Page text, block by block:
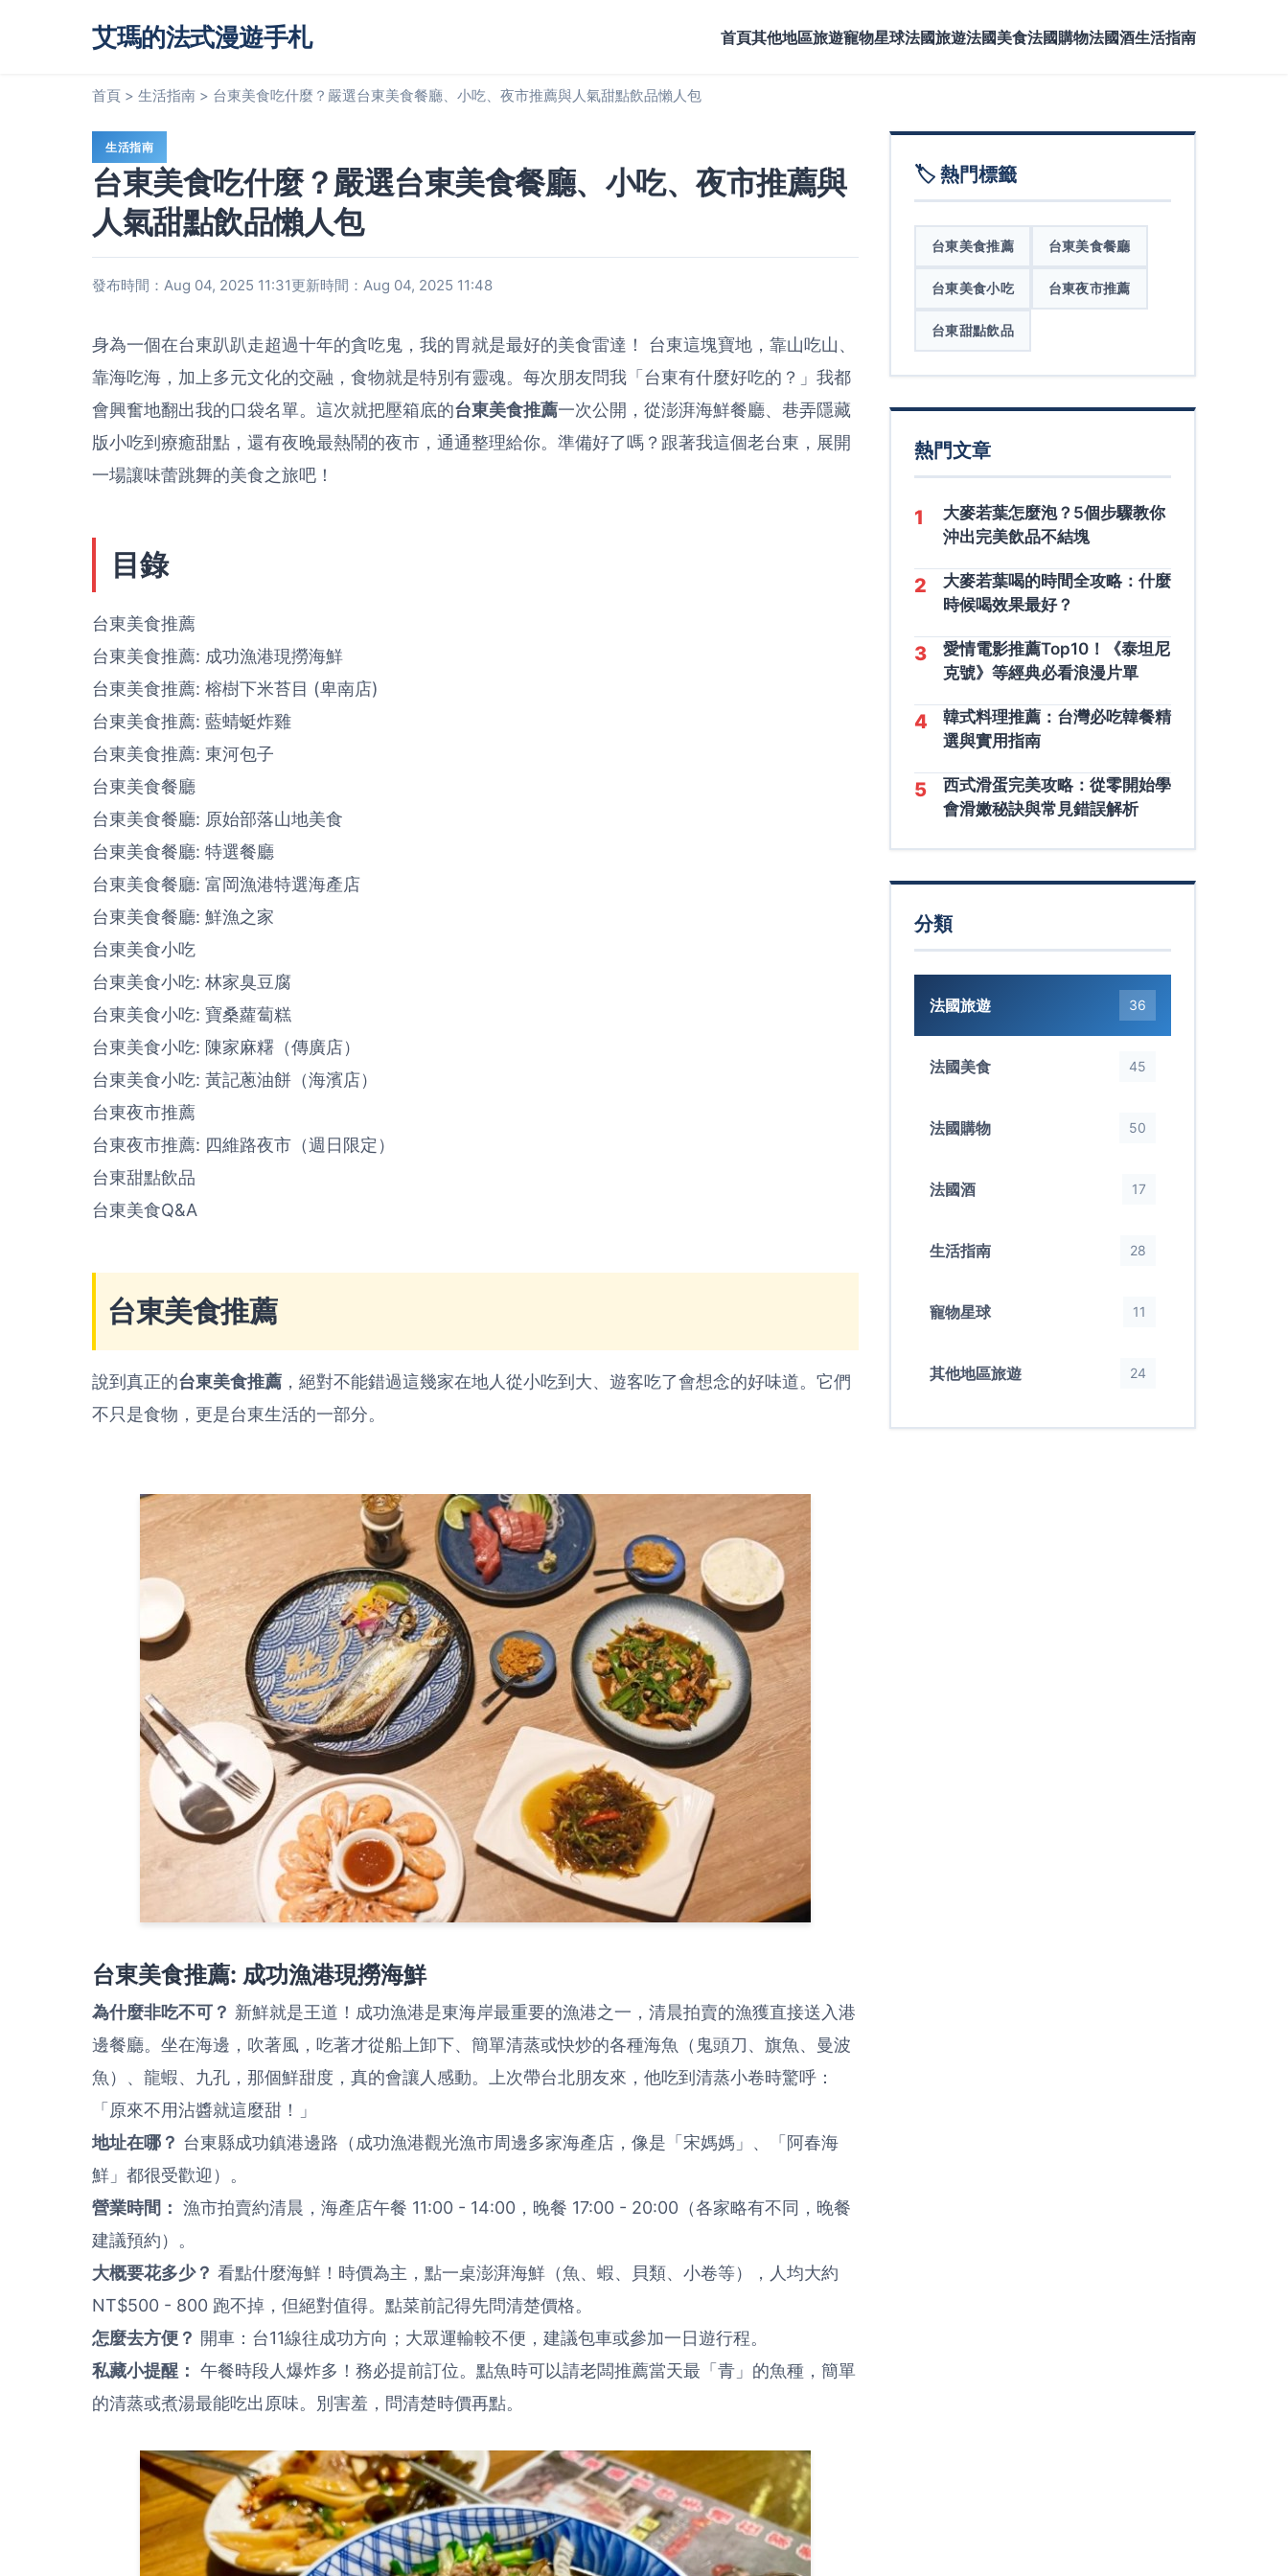
艾瑪的法式漫遊手札 首頁其他地區旅遊寵物星球法國旅遊法國美食法國購物法國酒生活指南
首頁 > 生活指南 > 台東美食吃什麼？嚴選台東美食餐廳、小吃、夜市推薦與人氣甜點飲品懶人包
生活指南
台東美食吃什麼？嚴選台東美食餐廳、小吃、夜市推薦與
人氣甜點飲品懶人包
發布時間：Aug 04, 2025 11:31更新時間：Aug 04, 2025 11:48
身為一個在台東趴趴走超過十年的貪吃鬼，我的胃就是最好的美食雷達！ 台東這塊寶地，靠山吃山、
靠海吃海，加上多元文化的交融，食物就是特別有靈魂。每次朋友問我「台東有什麼好吃的？」我都
會興奮地翻出我的口袋名單。這次就把壓箱底的台東美食推薦一次公開，從澎湃海鮮餐廳、巷弄隱藏
版小吃到療癒甜點，還有夜晚最熱鬧的夜市，通通整理給你。準備好了嗎？跟著我這個老台東，展開
一場讓味蕾跳舞的美食之旅吧！
目錄
台東美食推薦
台東美食推薦: 成功漁港現撈海鮮
台東美食推薦: 榕樹下米苔目 (卑南店)
台東美食推薦: 藍蜻蜓炸雞
台東美食推薦: 東河包子
台東美食餐廳
台東美食餐廳: 原始部落山地美食
台東美食餐廳: 特選餐廳
台東美食餐廳: 富岡漁港特選海產店
台東美食餐廳: 鮮漁之家
台東美食小吃
台東美食小吃: 林家臭豆腐
台東美食小吃: 寶桑蘿蔔糕
台東美食小吃: 陳家麻糬（傳廣店）
台東美食小吃: 黃記蔥油餅（海濱店）
台東夜市推薦
台東夜市推薦: 四維路夜市（週日限定）
台東甜點飲品
台東美食Q&A
台東美食推薦
說到真正的台東美食推薦 ，絕對不能錯過這幾家在地人從小吃到大、遊客吃了會想念的好味道。它們
不只是食物，更是台東生活的一部分。
台東美食推薦: 成功漁港現撈海鮮
為什麼非吃不可？ 新鮮就是王道！成功漁港是東海岸最重要的漁港之一，清晨拍賣的漁獲直接送入港
邊餐廳。坐在海邊，吹著風，吃著才從船上卸下、簡單清蒸或快炒的各種海魚（鬼頭刀、旗魚、曼波
魚）、龍蝦、九孔，那個鮮甜度，真的會讓人感動。上次帶台北朋友來，他吃到清蒸小卷時驚呼：
「原來不用沾醬就這麼甜！」
地址在哪？ 台東縣成功鎮港邊路（成功漁港觀光漁市周邊多家海產店，像是「宋媽媽」、「阿春海
鮮」都很受歡迎）。
營業時間： 漁市拍賣約清晨，海產店午餐 11:00 - 14:00，晚餐 17:00 - 20:00（各家略有不同，晚餐
建議預約）。
大概要花多少？ 看點什麼海鮮！時價為主，點一桌澎湃海鮮（魚、蝦、貝類、小卷等），人均大約
NT$500 - 800 跑不掉，但絕對值得。點菜前記得先問清楚價格。
怎麼去方便？ 開車：台11線往成功方向；大眾運輸較不便，建議包車或參加一日遊行程。
私藏小提醒： 午餐時段人爆炸多！務必提前訂位。點魚時可以請老闆推薦當天最「青」的魚種，簡單
的清蒸或煮湯最能吃出原味。別害羞，問清楚時價再點。
🏷️ 熱門標籤
台東美食推薦 台東美食餐廳
台東美食小吃 台東夜市推薦
台東甜點飲品
熱門文章
1
大麥若葉怎麼泡？5個步驟教你
沖出完美飲品不結塊
2
大麥若葉喝的時間全攻略：什麼
時候喝效果最好？
3
愛情電影推薦Top10！《泰坦尼
克號》等經典必看浪漫片單
4
韓式料理推薦：台灣必吃韓餐精
選與實用指南
5
西式滑蛋完美攻略：從零開始學
會滑嫩秘訣與常見錯誤解析
分類
法國旅遊 36
法國美食 45
法國購物 50
法國酒 17
生活指南 28
寵物星球 11
其他地區旅遊 24